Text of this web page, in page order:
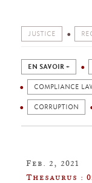
JUSTICE
EN SAVOIR +
COMPLIANCE
CORRUPTION
Feb. 2, 2021
Thesaurus :